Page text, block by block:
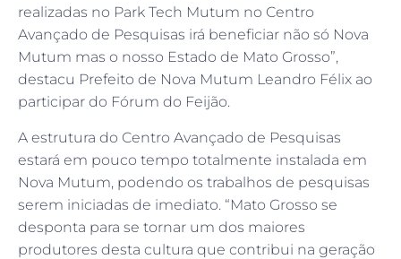
realizadas no Park Tech Mutum no Centro
Avançado de Pesquisas irá beneficiar não só Nova
Mutum mas o nosso Estado de Mato Grosso”,
destacu Prefeito de Nova Mutum Leandro Félix ao
participar do Fórum do Feijão.
A estrutura do Centro Avançado de Pesquisas
estará em pouco tempo totalmente instalada em
Nova Mutum, podendo os trabalhos de pesquisas
serem iniciadas de imediato. “Mato Grosso se
desponta para se tornar um dos maiores
produtores desta cultura que contribui na geração